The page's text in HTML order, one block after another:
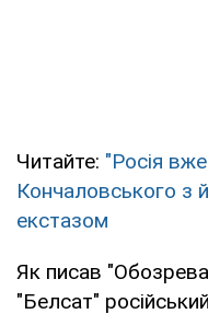
Читайте: "Росія
Кончаловського з
екстазом
Як писав
"Белсат"